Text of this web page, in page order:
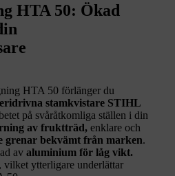
HTA 50: Ökad
HTA 50 förlänger du
stamkvistare STIHL
på svåråtkomliga ställen i din
av fruktträd, enklare och
grenar bekvämt från marken.
av aluminium för låg vikt.
, vilket ytterligare underlättar